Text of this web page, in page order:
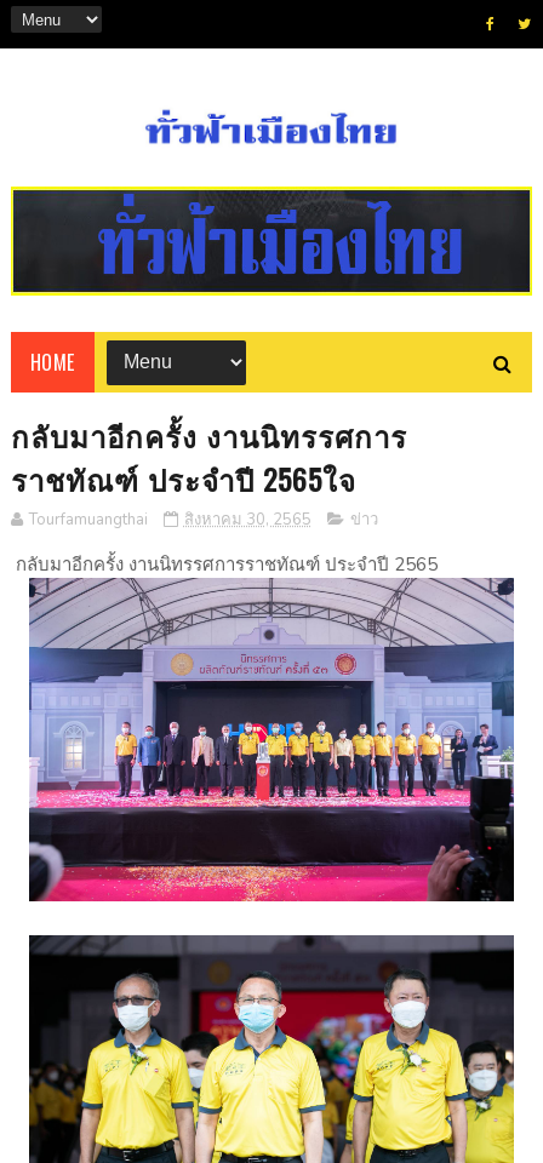
HOME
กลับมาอีกครั้ง งานนิทรรศการ
ราชทัณฑ์ ประจำปี 2565ใจ
Tourfamuangthai สิงหาคม 30, 2565 ข่าว
กลับมาอีกครั้ง งานนิทรรศการราชทัณฑ์ ประจำปี 2565